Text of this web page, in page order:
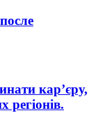
кар’єру,
регіонів.